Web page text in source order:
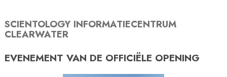
SCIENTOLOGY INFORMATIECENTRUM
CLEARWATER
EVENEMENT VAN DE OFFICIËLE OPENING